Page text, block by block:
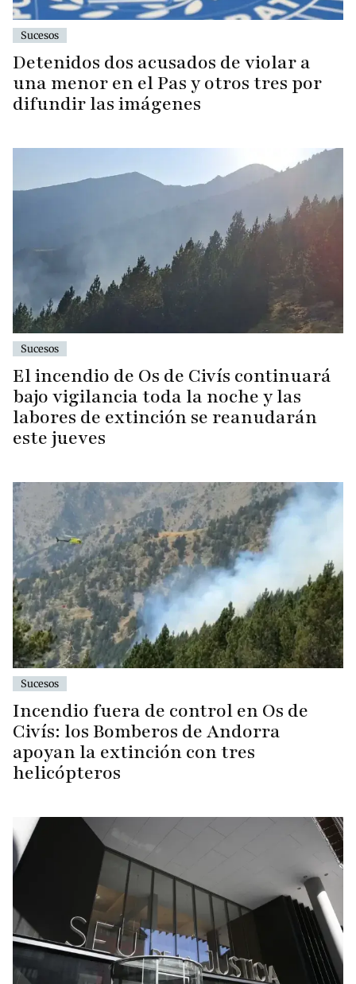
Sucesos
Detenidos dos acusados de violar a
una menor en el Pas y otros tres por
difundir las imágenes
Sucesos
El incendio de Os de Civís continuará
bajo vigilancia toda la noche y las
labores de extinción se reanudarán
este jueves
Sucesos
Incendio fuera de control en Os de
Civís: los Bomberos de Andorra
apoyan la extinción con tres
helicópteros